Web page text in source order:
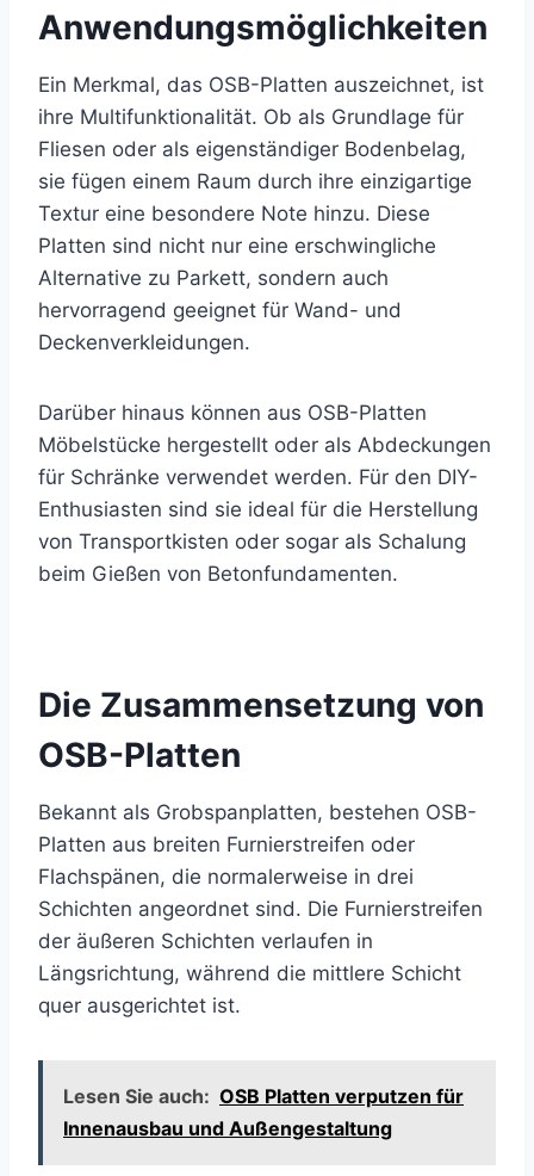
Anwendungsmöglichkeiten
Ein Merkmal, das OSB-Platten auszeichnet, ist
ihre Multifunktionalität. Ob als Grundlage für
Fliesen oder als eigenständiger Bodenbelag,
sie fügen einem Raum durch ihre einzigartige
Textur eine besondere Note hinzu. Diese
Platten sind nicht nur eine erschwingliche
Alternative zu Parkett, sondern auch
hervorragend geeignet für Wand- und
Deckenverkleidungen.
Darüber hinaus können aus OSB-Platten
Möbelstücke hergestellt oder als Abdeckungen
für Schränke verwendet werden. Für den DIY-
Enthusiasten sind sie ideal für die Herstellung
von Transportkisten oder sogar als Schalung
beim Gießen von Betonfundamenten.
Die Zusammensetzung von
OSB-Platten
Bekannt als Grobspanplatten, bestehen OSB-
Platten aus breiten Furnierstreifen oder
Flachspänen, die normalerweise in drei
Schichten angeordnet sind. Die Furnierstreifen
der äußeren Schichten verlaufen in
Längsrichtung, während die mittlere Schicht
quer ausgerichtet ist.
Lesen Sie auch: OSB Platten verputzen für
Innenausbau und Außengestaltung